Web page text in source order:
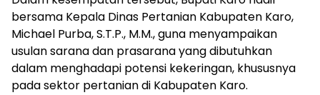
bersama Kepala Dinas Pertanian Kabupaten Karo,
Michael Purba, S.T.P., M.M., guna menyampaikan
usulan sarana dan prasarana yang dibutuhkan
dalam menghadapi potensi kekeringan, khususnya
pada sektor pertanian di Kabupaten Karo.